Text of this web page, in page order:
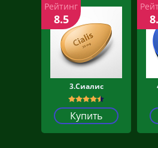
3.Сиалис
Купить
Рейтинг
8.5